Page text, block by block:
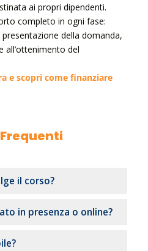
ai propri dipendenti.
completo in ogni fase:
presentazione della domanda,
all’ottenimento del
e scopri come finanziare
il corso?
in presenza o online?